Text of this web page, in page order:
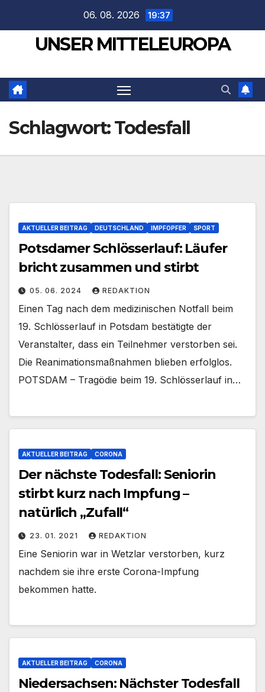
springen
06. 08. 2026 19:37
UNSER MITTELEUROPA
Schlagwort:Todesfall
AKTUELLER BEITRAG DEUTSCHLAND IMPFOPFER SPORT
Potsdamer Schlösserlauf: Läufer
bricht zusammen und stirbt
05. 06. 2024 REDAKTION
Einen Tag nach dem medizinischen Notfall beim
19. Schlösserlauf in Potsdam bestätigte der
Veranstalter, dass ein Teilnehmer verstorben sei.
Die Reanimationsmaßnahmen blieben erfolglos.
POTSDAM – Tragödie beim 19. Schlösserlauf in…
AKTUELLER BEITRAG CORONA
Der nächste Todesfall: Seniorin
stirbt kurz nach Impfung –
natürlich „Zufall“
23. 01. 2021 REDAKTION
Eine Seniorin war in Wetzlar verstorben, kurz
nachdem sie ihre erste Corona-Impfung
bekommen hatte.
AKTUELLER BEITRAG CORONA
Niedersachsen: Nächster Todesfall